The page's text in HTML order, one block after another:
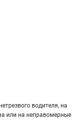
водителя, на
или на неправомерные